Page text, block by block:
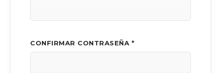
CONFIRMAR CONTRASEÑA *